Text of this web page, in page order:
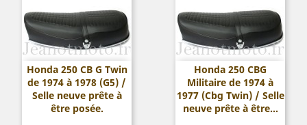
Honda 250 CB G Twin
de 1974 à 1978 (G5) /
Selle neuve prête à
être posée.
Honda 250 CBG
Militaire de 1974 à
1977 (Cbg Twin) / Selle
neuve prête à être...